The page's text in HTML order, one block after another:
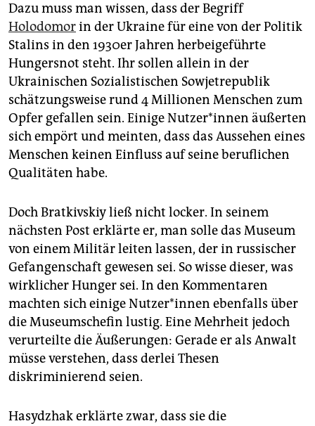
Dazu muss man wissen, dass der Begriff
Holodomorin der Ukraine für eine von der Politik
Stalins in den 1930er Jahren herbeigeführte
Hungersnot steht. Ihr sollen allein in der
Ukrainischen Sozialistischen Sowjetrepublik
schätzungsweise rund 4 Millionen Menschen zum
Opfer gefallen sein. Einige Nut­ze­r*in­nen äußerten
sich empört und meinten, dass das Aussehen eines
Menschen keinen Einfluss auf seine beruflichen
Qualitäten habe.
Doch Bratkivskiy ließ nicht locker. In seinem
nächsten Post erklärte er, man solle das Museum
von einem Militär leiten lassen, der in russischer
Gefangenschaft gewesen sei. So wisse dieser, was
wirklicher Hunger sei. In den Kommentaren
machten sich einige Nut­ze­r*in­nen ebenfalls über
die Museumschefin lustig. Eine Mehrheit jedoch
verurteilte die Äußerungen: Gerade er als Anwalt
müsse verstehen, dass derlei Thesen
diskriminierend seien.
Hasydzhak erklärte zwar, dass sie die